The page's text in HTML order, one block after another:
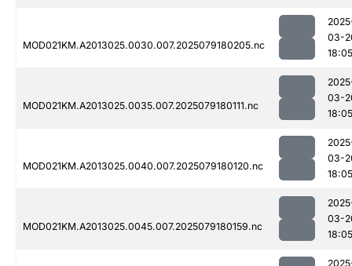
MOD021KM.A2013025.0030.007.2025079180205.nc
03-
18:05
MOD021KM.A2013025.0035.007.2025079180111.nc
03-
18:05
MOD021KM.A2013025.0040.007.2025079180120.nc
03-
18:05
MOD021KM.A2013025.0045.007.2025079180159.nc
03-
18:05